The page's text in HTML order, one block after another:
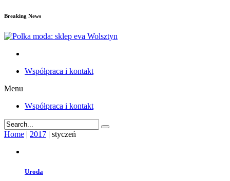
Breaking News
Współpraca i kontakt
Menu
Współpraca i kontakt
Home | 2017 | styczeń
Uroda